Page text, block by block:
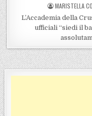
POSTED BY
MARISTELLA
L’Accademia della
ufficiali “siedi il